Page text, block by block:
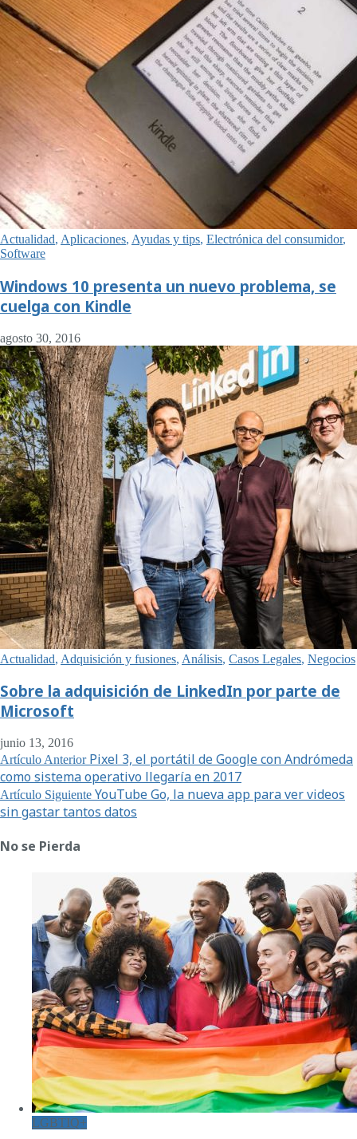
Actualidad, Aplicaciones, Ayudas y tips, Electrónica del consumidor,
Software
Windows 10 presenta un nuevo problema, se
cuelga con Kindle
agosto 30, 2016
Actualidad, Adquisición y fusiones, Análisis, Casos Legales, Negocios
Sobre la adquisición de LinkedIn por parte de
Microsoft
junio 13, 2016
Artículo Anterior Pixel 3, el portátil de Google con Andrómeda
como sistema operativo llegaría en 2017
Artículo Siguiente YouTube Go, la nueva app para ver videos
sin gastar tantos datos
No se Pierda
LGBTIQ+